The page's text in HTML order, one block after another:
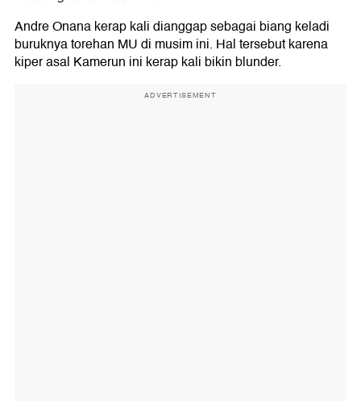
Andre Onana kerap kali dianggap sebagai biang keladi
buruknya torehan MU di musim ini. Hal tersebut karena
kiper asal Kamerun ini kerap kali bikin blunder.
ADVERTISEMENT